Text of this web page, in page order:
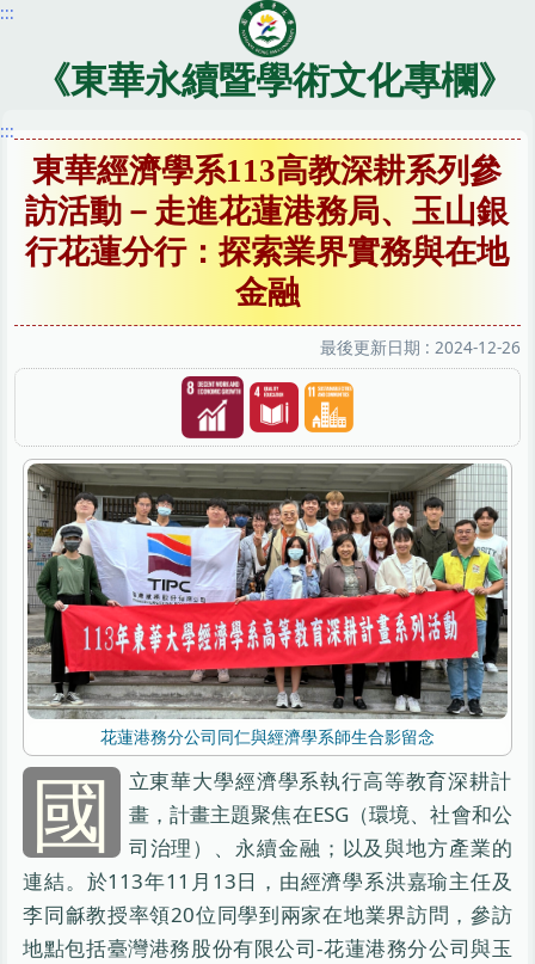
跳
內
:::
《東華永續暨學術文化專欄》
:::
東華經濟學系113高教深耕系列參
訪活動－走進花蓮港務局、玉山銀
行花蓮分行：探索業界實務與在地
金融
最後更新日期 : 2024-12-26
花蓮港務分公司同仁與經濟學系師生合影留念
國
立東華大學經濟學系執行高等教育深耕計
畫，計畫主題聚焦在ESG（環境、社會和公
司治理）、永續金融；以及與地方產業的
連結。於113年11月13日，由經濟學系洪嘉瑜主任及
李同龢教授率領20位同學到兩家在地業界訪問，參訪
地點包括臺灣港務股份有限公司-花蓮港務分公司與玉